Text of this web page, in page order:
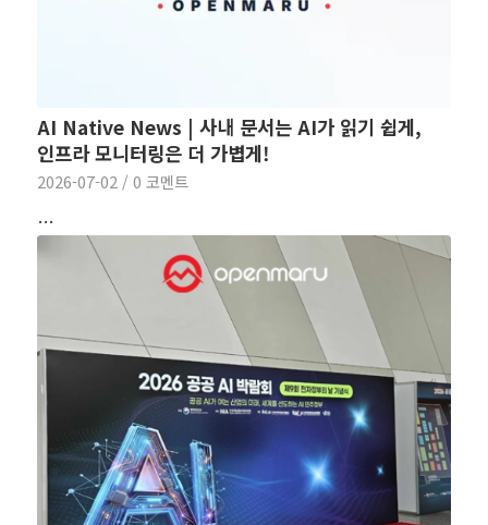
AI Native News | 사내 문서는 AI가 읽기 쉽게,
인프라 모니터링은 더 가볍게!
2026-07-02 / 0 코멘트
…